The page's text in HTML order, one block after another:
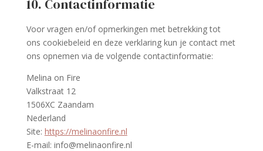
10. Contactinformatie
Voor vragen en/of opmerkingen met betrekking tot
ons cookiebeleid en deze verklaring kun je contact met
ons opnemen via de volgende contactinformatie:
Melina on Fire
Valkstraat 12
1506XC Zaandam
Nederland
Site: https://melinaonfire.nl
E-mail: info@melinaonfire.nl